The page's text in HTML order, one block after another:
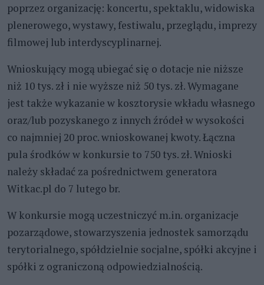
poprzez organizację: koncertu, spektaklu, widowiska
plenerowego, wystawy, festiwalu, przeglądu, imprezy
filmowej lub interdyscyplinarnej.
Wnioskujący mogą ubiegać się o dotacje nie niższe
niż 10 tys. zł i nie wyższe niż 50 tys. zł. Wymagane
jest także wykazanie w kosztorysie wkładu własnego
oraz/lub pozyskanego z innych źródeł w wysokości
co najmniej 20 proc. wnioskowanej kwoty. Łączna
pula środków w konkursie to 750 tys. zł. Wnioski
należy składać za pośrednictwem generatora
Witkac.pl do 7 lutego br.
W konkursie mogą uczestniczyć m.in. organizacje
pozarządowe, stowarzyszenia jednostek samorządu
terytorialnego, spółdzielnie socjalne, spółki akcyjne i
spółki z ograniczoną odpowiedzialnością.